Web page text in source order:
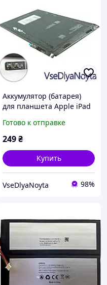
Аккумулятор (батарея)
для планшета Apple iPad
16.5Whr
Готово к отправке
249₴
Купить
VseDlyaNoyta 98%